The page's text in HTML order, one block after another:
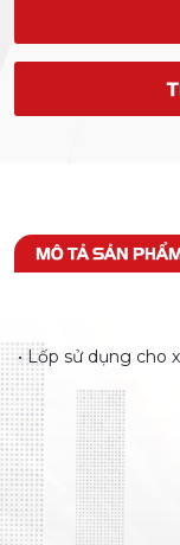
MÔ TẢ SẢN
• Lốp sử dụng cho